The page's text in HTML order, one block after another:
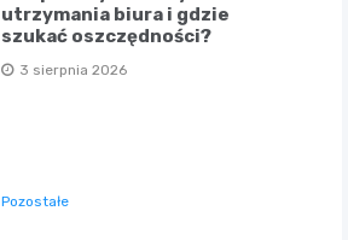
utrzymania biura i gdzie
szukać oszczędności?
3 sierpnia 2026
Pozostałe